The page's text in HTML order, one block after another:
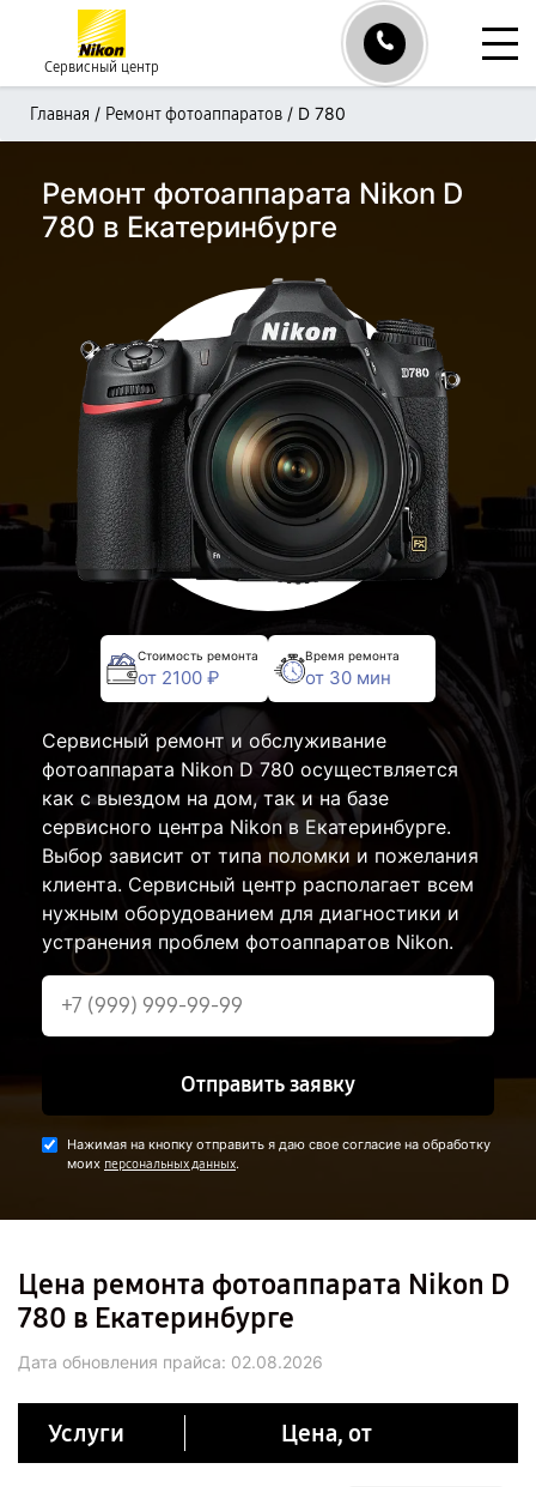
Сервисный центр
Главная / Ремонт фотоаппаратов / D 780
Ремонт фотоаппарата Nikon D
780 в Екатеринбурге
Стоимость ремонта
от 2100 ₽
Время ремонта
от 30 мин
Сервисный ремонт и обслуживание
фотоаппарата Nikon D 780 осуществляется
как с выездом на дом, так и на базе
сервисного центра Nikon в Екатеринбурге.
Выбор зависит от типа поломки и пожелания
клиента. Сервисный центр располагает всем
нужным оборудованием для диагностики и
устранения проблем фотоаппаратов Nikon.
Отправить заявку
Нажимая на кнопку отправить я даю свое согласие на обработку
моих персональных данных.
Цена ремонта фотоаппарата Nikon D
780 в Екатеринбурге
Дата обновления прайса: 02.08.2026
Услуги Цена, от